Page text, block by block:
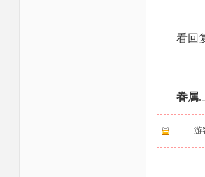
看回
眷属.
游